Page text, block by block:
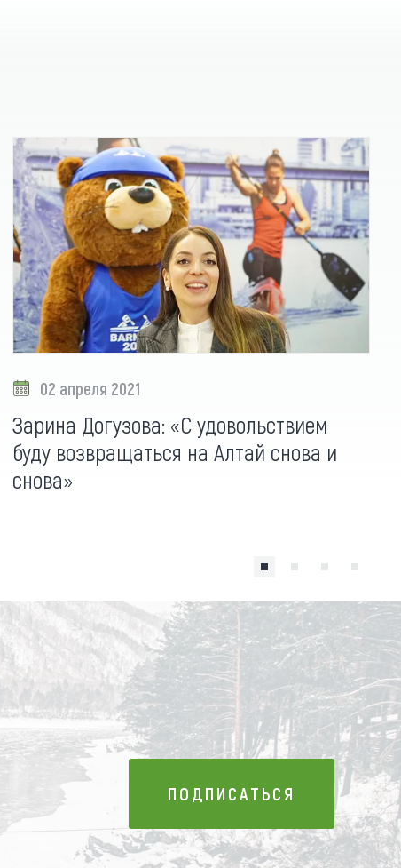
02 апреля 2021
Зарина Догузова: «С удовольствием
буду возвращаться на Алтай снова и
снова»
ПОДПИСАТЬСЯ